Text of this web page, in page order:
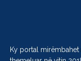
Ky portal mirëmbahet